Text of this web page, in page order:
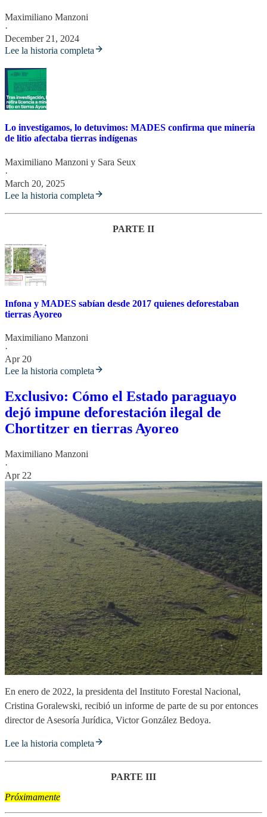
Maximiliano Manzoni
·
December 21, 2024
Lee la historia completa
Lo investigamos, lo detuvimos: MADES confirma que minería
de litio afectaba tierras indígenas
Maximiliano Manzoni y Sara Seux
·
March 20, 2025
Lee la historia completa
PARTE II
Infona y MADES sabían desde 2017 quienes deforestaban
tierras Ayoreo
Maximiliano Manzoni
·
Apr 20
Lee la historia completa
Exclusivo: Cómo el Estado paraguayo
dejó impune deforestación ilegal de
Chortitzer en tierras Ayoreo
Maximiliano Manzoni
·
Apr 22
En enero de 2022, la presidenta del Instituto Forestal Nacional,
Cristina Goralewski, recibió un informe de parte de su por entonces
director de Asesoría Jurídica, Victor González Bedoya.
Lee la historia completa
PARTE III
Próximamente